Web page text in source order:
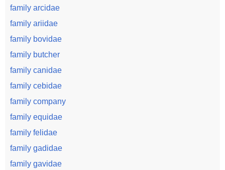
family arcidae
family ariidae
family bovidae
family butcher
family canidae
family cebidae
family company
family equidae
family felidae
family gadidae
family gavidae